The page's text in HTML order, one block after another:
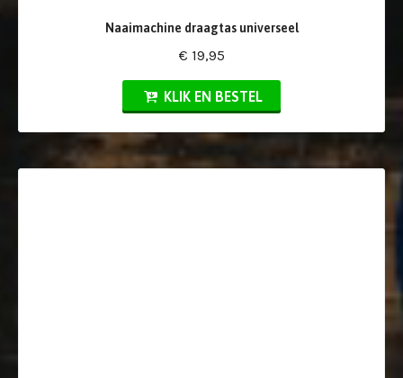
Naaimachine draagtas universeel
€ 19,95
KLIK EN BESTEL